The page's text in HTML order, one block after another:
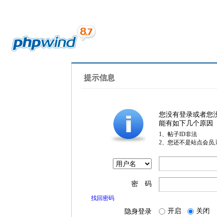
提示信息
您没有登录或者您
能有如下几个原因
1、帖子ID非法
2、您还不是站点会员
密 码
找回密码
隐身登录 开启 关闭